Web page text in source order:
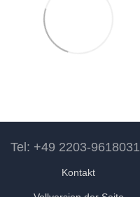
Tel: +49 2203-9618031
Kontakt